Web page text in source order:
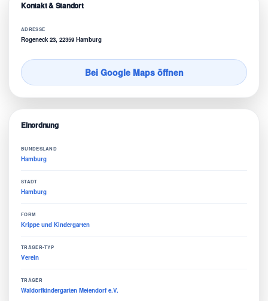
Kontakt & Standort
ADRESSE
Rogeneck 23, 22359 Hamburg
Bei Google Maps öffnen
Einordnung
BUNDESLAND
Hamburg
STADT
Hamburg
FORM
Krippe und Kindergarten
TRÄGER-TYP
Verein
TRÄGER
Waldorfkindergarten Meiendorf e.V.